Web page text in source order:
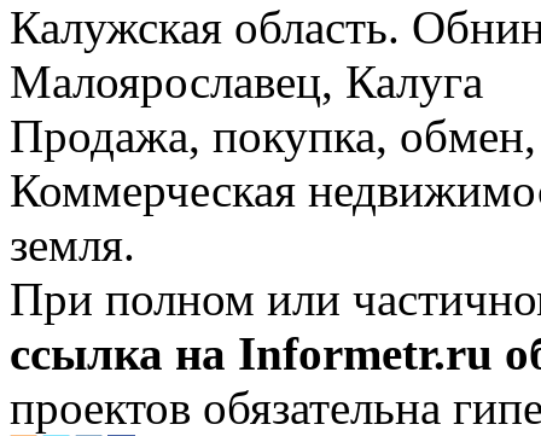
Калужская область.
Малоярославец, Калуга
Продажа, покупка, обмен,
Коммерческая
земля.
При полном или
ссылка на Informetr.ru
проектов обязательна